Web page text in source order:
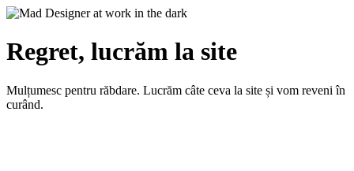
Regret, lucrăm la site
Mulțumesc pentru răbdare. Lucrăm câte ceva la site și vom reveni în
curând.